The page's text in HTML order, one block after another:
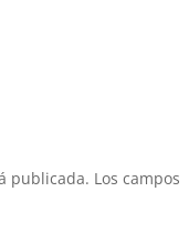
publicada. Los campos